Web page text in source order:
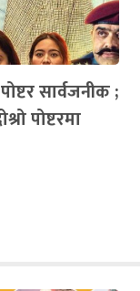
सार्वजनीक ;
पोष्टरमा